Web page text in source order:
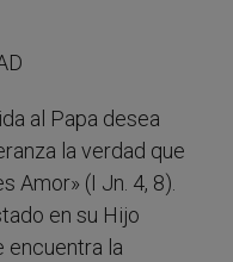
al Papa desea
la verdad que
Amor» (I Jn. 4, 8).
en su Hijo
encuentra la